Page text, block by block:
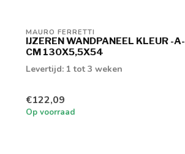
MAURO FERRETTI
IJZEREN WANDPANEEL KLEUR -A-
CM 130X5,5X54
Levertijd: 1 tot 3 weken
€122,09
Op voorraad